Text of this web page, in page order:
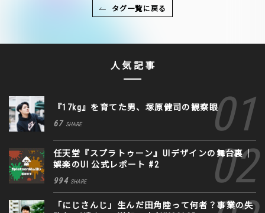
タグ一覧に戻る
人気記事
『17kg』を育てた男、塚原健司の観察眼
67 SHARE
任天堂『スプラトゥーン』UIデザインの舞台裏｜
娯楽のUI 公式レポート #2
994 SHARE
「にじさんじ」生んだ田角陸って何者？事業の失